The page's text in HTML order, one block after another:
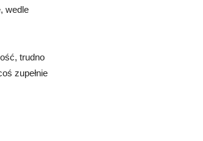
wedle
trudno
zupełnie